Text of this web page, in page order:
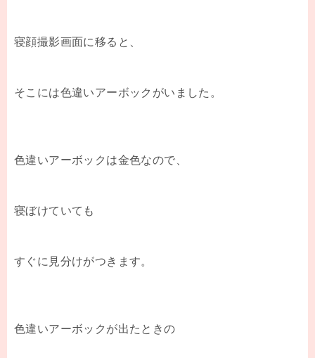
寝顔撮影画面に移ると、
そこには色違いアーボックがいました。
色違いアーボックは金色なので、
寝ぼけていても
すぐに見分けがつきます。
色違いアーボックが出たときの